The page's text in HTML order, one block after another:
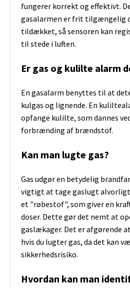
fungerer korrekt og effektivt.
gasalarmen er frit tilgængelig
tildækket, så sensoren kan
til stede i luften.
Er gas og kulilte alarm
En gasalarm benyttes til at
kulgas og lignende. En
opfange kulilte, som dannes
forbrænding af brændstof.
Kan man lugte gas?
Gas udgør en betydelig
vigtigt at tage gaslugt
et "røbestof", som giver en
doser. Dette gør det nemt at
gaslækager. Det er afgørende
hvis du lugter gas, da det kan
sikkerhedsrisiko.
Hvordan kan man